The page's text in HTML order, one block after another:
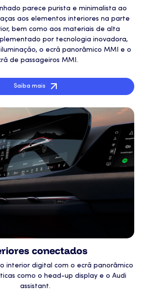
parece purista e minimalista ao
aos elementos interiores na parte
bem como aos materiais de alta
por tecnologia inovadora,
o ecrã panorâmico MMI e o
de passageiros MMI.
Saiba mais
conectados
interior digital com o ecrã panorâmico
como o head-up display e o Audi
assistant.